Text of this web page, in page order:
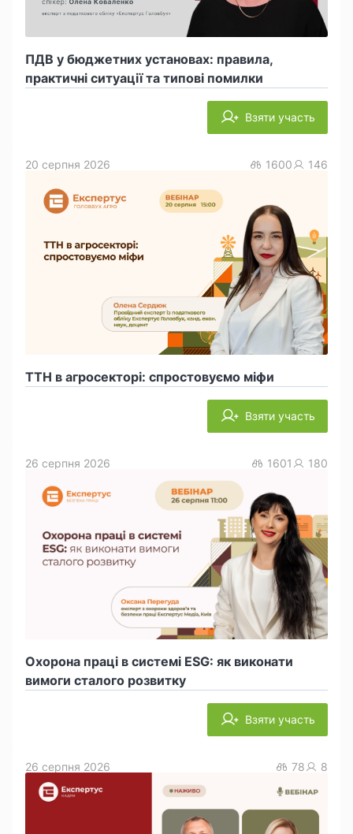
ПДВ у бюджетних установах: правила,
практичні ситуації та типові помилки
Взяти участь
ТТН в агросекторі: спростовуємо міфи
20 серпня 2026 1600 146
Взяти участь
Охорона праці в системі ESG: як виконати
вимоги сталого розвитку
26 серпня 2026 1601 180
Взяти участь
26 серпня 2026 78 8